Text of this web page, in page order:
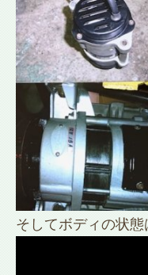
そしてボディの状